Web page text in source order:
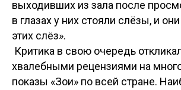
выходивших из зала после
в глазах у них стояли слёзы, и
этих слёз».
Критика в свою очередь
хвалебными рецензиями на
показы «Зои» по всей стране.